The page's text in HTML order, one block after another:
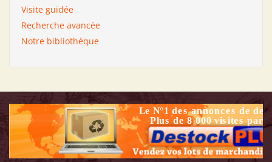
Visite guidée
Recherche avancée
Notre bibliothèque